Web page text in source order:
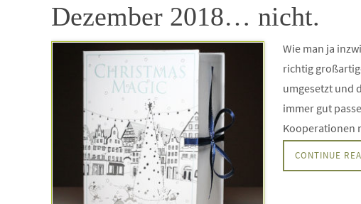
Dezember 2018… nicht.
Wie man ja
richtig
umgesetzt und
immer gut
Kooperationen
CONTINUE